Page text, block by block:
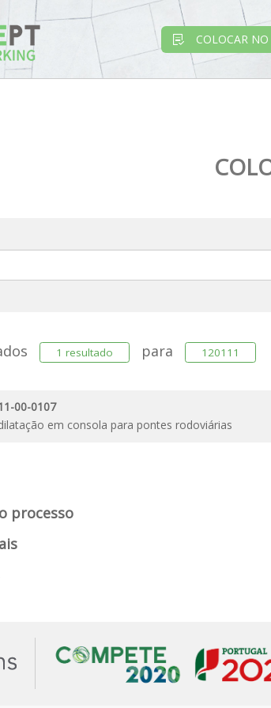
COLOCAR NO
1 resultado para 120111
00-0107
em consola para pontes rodoviárias
processo